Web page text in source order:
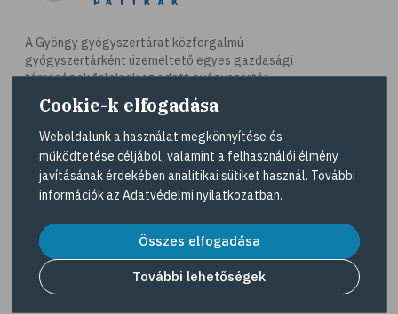
# kurkuma
# szerecsendió
# gyógynövények
# magas vérnyomás
# szív- és érrendszer
# vérnyomás
# recept
# kávé
A Gyöngy gyógyszertárat közforgalmú
gyógyszertárként üzemeltető egyes gazdasági
társaságok felelnek az adott gyógyszertár
működésért. A Gyöngy gyógyszertárak listáját és
elérhetőségeit a Gyógyszertár kereső
tekintheti meg.
Navigáció
Dermokozmetikumok
Gyöngy Patika Magazin
Cookie-k elfogadása
Weboldalunk a használat megkönnyítése és
működtetése céljából, valamint a felhasználói élmény
javításának érdekében analitikai sütiket használ. További
információk az Adatvédelmi nyilatkozatban.
Összes elfogadása
További lehetőségek